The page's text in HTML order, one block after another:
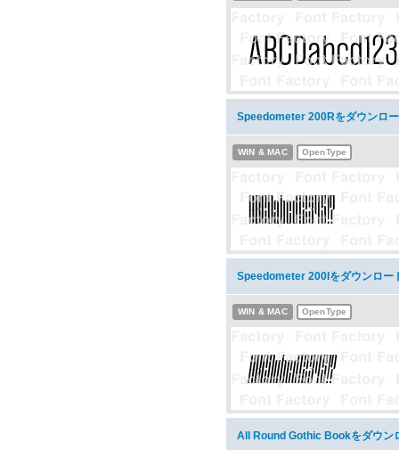
Speedometer 200Rをダウンロ
WIN & MAC OpenType
Speedometer 200Iをダウンロー
WIN & MAC OpenType
All Round Gothic Bookをダウン